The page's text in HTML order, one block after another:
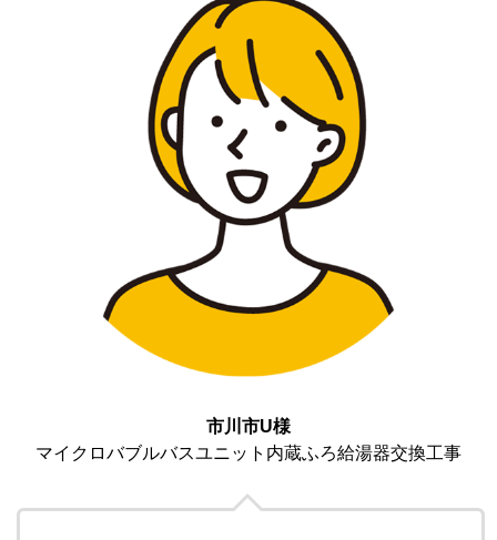
市川市U様
マイクロバブルバスユニット内蔵ふろ給湯器交換工事